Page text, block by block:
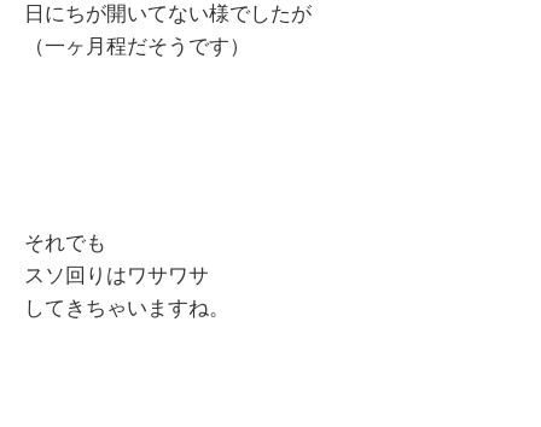
日にちが開いてない様でしたが
（一ヶ月程だそうです）
それでも
スソ回りはワサワサ
してきちゃいますね。